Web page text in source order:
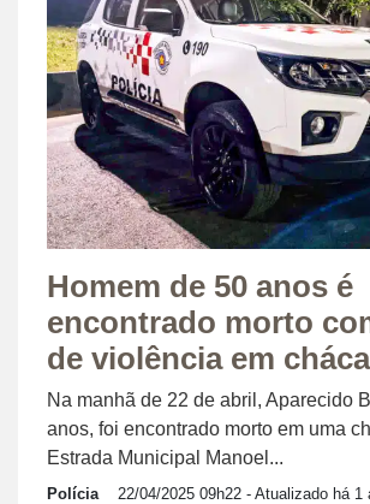
Homem de 50 anos é
encontrado morto
de violência em
Na manhã de 22 de abril, Aparecido
anos, foi encontrado morto em uma
Estrada Municipal Manoel...
Polícia 22/04/2025 09h22 - Atualizado há 1